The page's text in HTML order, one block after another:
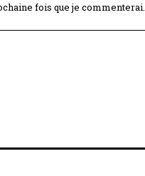
fois que je commenterai.